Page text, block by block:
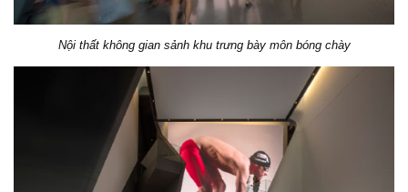
Nội thất không gian sảnh khu trưng bày môn bóng chày